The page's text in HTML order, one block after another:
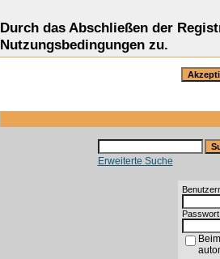
Durch das Abschließen der
Nutzungsbedingungen zu.
Erweiterte Suche